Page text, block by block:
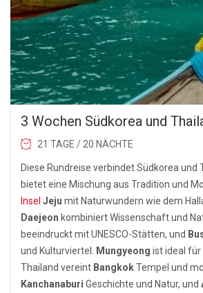
3 Wochen Südkorea und
21 TAGE / 20 NÄCHTE
Diese Rundreise verbindet Südkorea und
bietet eine Mischung aus Tradition und
Insel Jeju mit Naturwundern wie dem
Daejeon kombiniert Wissenschaft und
beeindruckt mit UNESCO-Stätten, und
und Kulturviertel.
Mungyeong ist ideal für
Thailand vereint BangkokTempel und
Kanchanaburi Geschichte und Natur, und